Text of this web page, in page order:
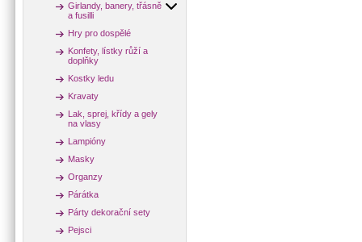
Girlandy, banery, třásně
a fusilli
Hry pro dospělé
Konfety, lístky růží a
doplňky
Kostky ledu
Kravaty
Lak, sprej, křídy a gely
na vlasy
Lampióny
Masky
Organzy
Párátka
Párty dekorační sety
Pejsci